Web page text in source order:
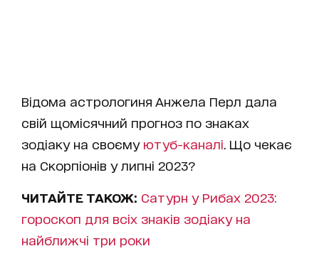
Відома астрологиня Анжела Перл дала
свій щомісячний прогноз по знаках
зодіаку на своєму ютуб-каналі . Що чекає
на Скорпіонів у липні 2023?
ЧИТАЙТЕ ТАКОЖ: Сатурн у Рибах 2023:
гороскоп для всіх знаків зодіаку на
найближчі три роки